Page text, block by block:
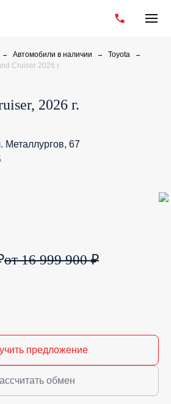
Автомобили в наличии
Toyota
Cruiser 2026 г.
2026 г.
Металлургов, 67
от 16 999 900 ₽
предложение
обмен